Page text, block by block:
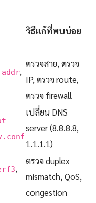
วิธีแก้ที่พบบ่อย
,
ตรวจสาย, ตรวจ
IP, ตรวจ route,
ตรวจ firewall
เปลี่ยน DNS
server (8.8.8.8,
1.1.1.1)
,
ตรวจ duplex
mismatch, QoS,
congestion